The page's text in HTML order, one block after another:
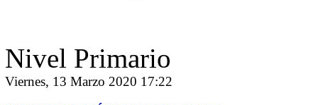
Nivel Primario
Viernes, 13 Marzo 2020 17:22